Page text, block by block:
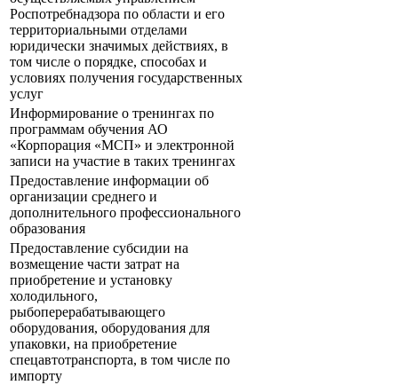
Роспотребнадзора по области и его
территориальными отделами
юридически значимых действиях, в
том числе о порядке, способах и
условиях получения государственных
услуг
Информирование о тренингах по
программам обучения АО
«Корпорация «МСП» и электронной
записи на участие в таких тренингах
Предоставление информации об
организации среднего и
дополнительного профессионального
образования
Предоставление субсидии на
возмещение части затрат на
приобретение и установку
холодильного,
рыбоперерабатывающего
оборудования, оборудования для
упаковки, на приобретение
спецавтотранспорта, в том числе по
импорту